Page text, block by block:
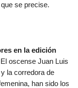
se precise.
en la edición
oscense Juan Luis
la corredora de
han sido los